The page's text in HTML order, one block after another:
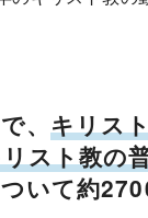
、キリス
スト教の
いて約